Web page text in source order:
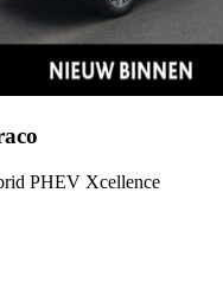
PHEV Xcellence